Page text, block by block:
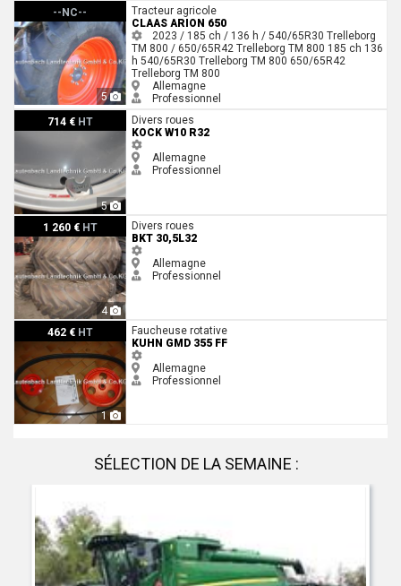
--NC--
5
Claas ARION 650
Tracteur agricole
CLAAS ARION 650
2023 / 185 ch / 136 h / 540/65R30 Trelleborg
TM 800 / 650/65R42 Trelleborg TM 800 185 ch 136
h 540/65R30 Trelleborg TM 800 650/65R42
Trelleborg TM 800
Allemagne
Professionnel
714 € HT
5
Kock W10 R32
Divers roues
KOCK W10 R32
Allemagne
Professionnel
1 260 € HT
4
BKT 30,5L32
Divers roues
BKT 30,5L32
Allemagne
Professionnel
462 € HT
1
Kuhn GMD 355 FF
Faucheuse rotative
KUHN GMD 355 FF
Allemagne
Professionnel
SÉLECTION DE LA SEMAINE :